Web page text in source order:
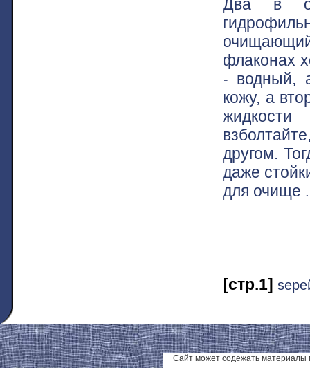
Два в
флаконах
- водный,
кожу, а
другом.
даже
для очище
[стр.1]
Сайт может содежать материалы